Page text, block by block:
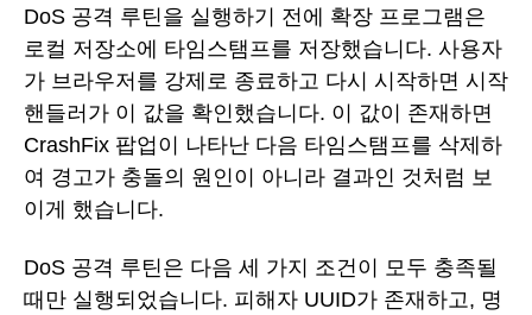
DoS 공격 루틴을 실행하기 전에 확장 프로그램은
로컬 저장소에 타임스탬프를 저장했습니다. 사용자
가 브라우저를 강제로 종료하고 다시 시작하면 시작
핸들러가 이 값을 확인했습니다. 이 값이 존재하면
CrashFix 팝업이 나타난 다음 타임스탬프를 삭제하
여 경고가 충돌의 원인이 아니라 결과인 것처럼 보
이게 했습니다.
DoS 공격 루틴은 다음 세 가지 조건이 모두 충족될
때만 실행되었습니다. 피해자 UUID가 존재하고, 명